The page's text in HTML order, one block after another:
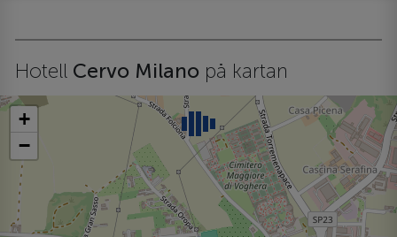
Hotell Cervo Milano på kartan
+
−